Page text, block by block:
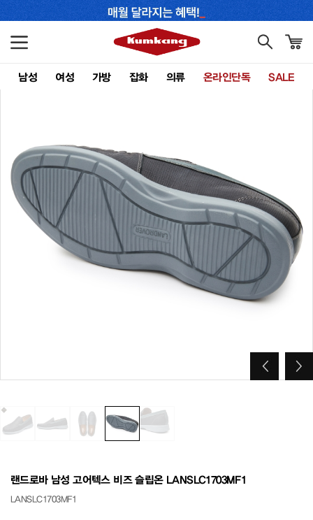
남성 여성 가방 잡화 의류 온라인단독 SALE
랜드로바 남성 고어텍스 비즈 슬립온 LANSLC1703MF1
LANSLC1703MF1